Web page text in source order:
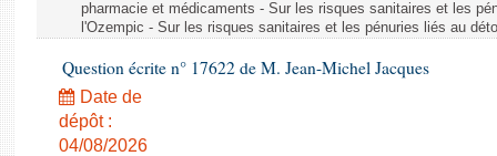
pharmacie et médicaments - Sur les risques sanitaires et les
l'Ozempic - Sur les risques sanitaires et les pénuries liés au
Question écrite n° 17622 de M. Jean-Michel Jacques
Date de
dépôt :
04/08/2026